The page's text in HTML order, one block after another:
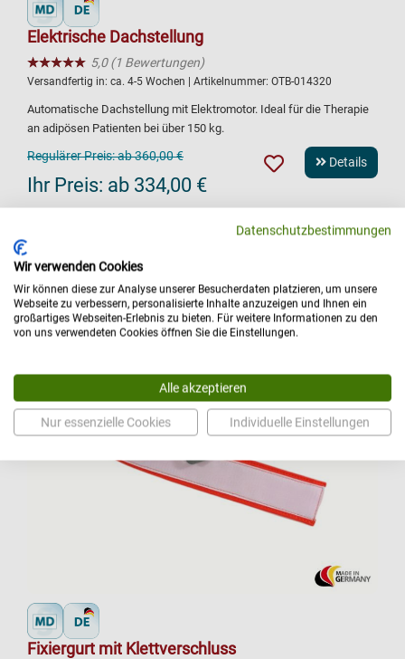
Elektrische Dachstellung
★★★★★
☆☆☆☆☆ 5,0 (1 Bewertungen)
Versandfertig in: ca. 4-5 Wochen | Artikelnummer: OTB-014320
Automatische Dachstellung mit Elektromotor. Ideal für die Therapie
an adipösen Patienten bei über 150 kg.
Regulärer Preis:ab 360,00 €
Ihr Preis: ab 334,00 €
Details
Fixiergurt mit Klettverschluss
Datenschutzbestimmungen
Wir verwenden Cookies
Wir können diese zur Analyse unserer Besucherdaten platzieren, um unsere
Webseite zu verbessern, personalisierte Inhalte anzuzeigen und Ihnen ein
großartiges Webseiten-Erlebnis zu bieten. Für weitere Informationen zu den
von uns verwendeten Cookies öffnen Sie die Einstellungen.
Alle akzeptieren
Nur essenzielle Cookies Individuelle Einstellungen